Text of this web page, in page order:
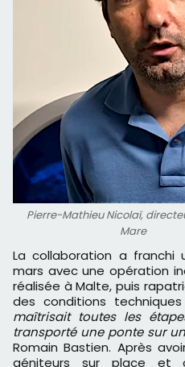
Pierre-Mathieu Nicolaï,
Mare
La collaboration a franchi une étape décisive début
mars avec une opération
réalisée à Malte, puis
des conditions
maîtrisait toutes les
transporté une ponte sur
Romain Bastien. Après
géniteurs sur place et